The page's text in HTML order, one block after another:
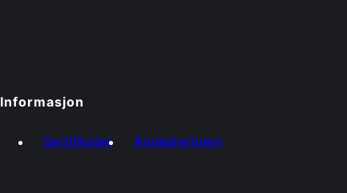
Informasjon
Sertifikater Åndedrettvern